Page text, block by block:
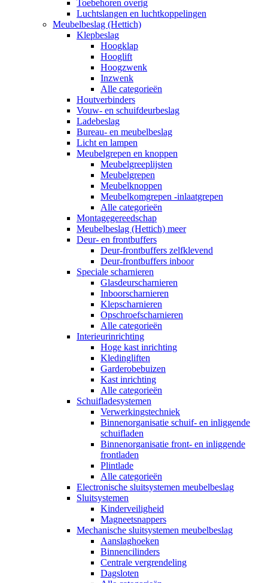
Toebehoren overig
Luchtslangen en luchtkoppelingen
Meubelbeslag (Hettich)
Klepbeslag
Hoogklap
Hooglift
Hoogzwenk
Inzwenk
Alle categorieën
Houtverbinders
Vouw- en schuifdeurbeslag
Ladebeslag
Bureau- en meubelbeslag
Licht en lampen
Meubelgrepen en knoppen
Meubelgreeplijsten
Meubelgrepen
Meubelknoppen
Meubelkomgrepen -inlaatgrepen
Alle categorieën
Montagegereedschap
Meubelbeslag (Hettich) meer
Deur- en frontbuffers
Deur-frontbuffers zelfklevend
Deur-frontbuffers inboor
Speciale scharnieren
Glasdeurscharnieren
Inboorscharnieren
Klepscharnieren
Opschroefscharnieren
Alle categorieën
Interieurinrichting
Hoge kast inrichting
Kledingliften
Garderobebuizen
Kast inrichting
Alle categorieën
Schuifladesystemen
Verwerkingstechniek
Binnenorganisatie schuif- en inliggende
schuifladen
Binnenorganisatie front- en inliggende
frontladen
Plintlade
Alle categorieën
Electronische sluitsystemen meubelbeslag
Sluitsystemen
Kinderveiligheid
Magneetsnappers
Mechanische sluitsystemen meubelbeslag
Aanslaghoeken
Binnencilinders
Centrale vergrendeling
Dagsloten